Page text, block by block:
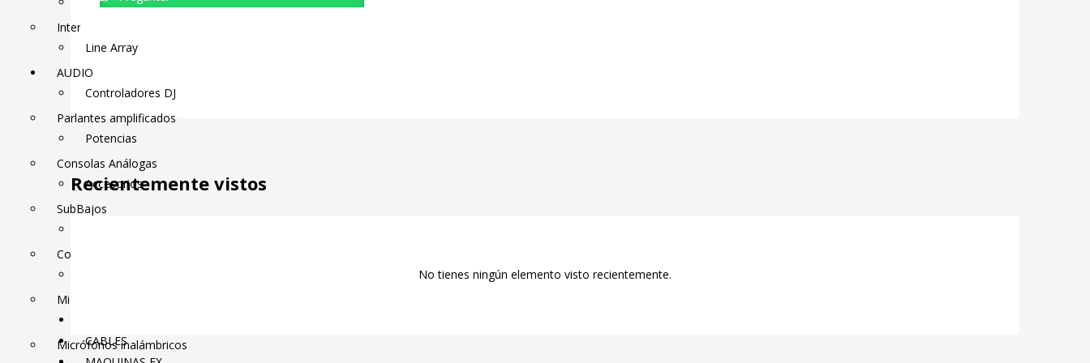
Line Array
Controladores DJ
Potencias
Accesorios
CABLES
Interfaces
AUDIO
Parlantes amplificados
Consolas Análogas
SubBajos
Consolas Digitales
Micrófonos normales
Micrófonos inalámbricos
actualoriginal
Recientemente vistos
No tienes ningún elemento visto recientemente.